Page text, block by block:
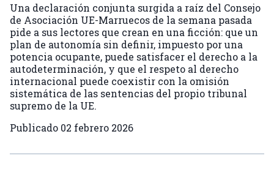
Una declaración conjunta surgida a raíz del Consejo
de Asociación UE-Marruecos de la semana pasada
pide a sus lectores que crean en una ficción: que un
plan de autonomía sin definir, impuesto por una
potencia ocupante, puede satisfacer el derecho a la
autodeterminación, y que el respeto al derecho
internacional puede coexistir con la omisión
sistemática de las sentencias del propio tribunal
supremo de la UE.
Publicado 02 febrero 2026